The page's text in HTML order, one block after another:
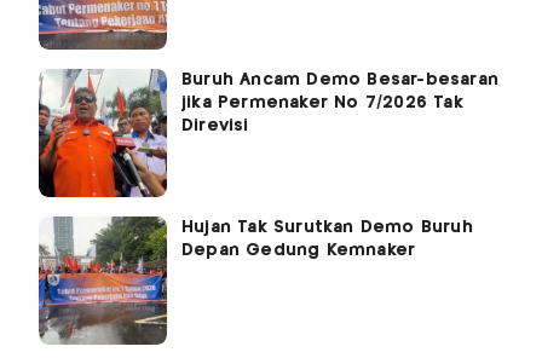
Buruh Ancam Demo Besar-besaran
jika Permenaker No 7/2026 Tak
Direvisi
Hujan Tak Surutkan Demo Buruh
Depan Gedung Kemnaker